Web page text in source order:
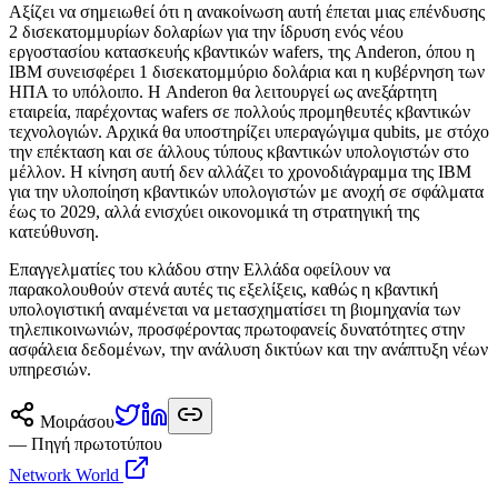
Αξίζει να σημειωθεί ότι η ανακοίνωση αυτή έπεται μιας επένδυσης
2 δισεκατομμυρίων δολαρίων για την ίδρυση ενός νέου
εργοστασίου κατασκευής κβαντικών wafers, της Anderon, όπου η
IBM συνεισφέρει 1 δισεκατομμύριο δολάρια και η κυβέρνηση των
ΗΠΑ το υπόλοιπο. Η Anderon θα λειτουργεί ως ανεξάρτητη
εταιρεία, παρέχοντας wafers σε πολλούς προμηθευτές κβαντικών
τεχνολογιών. Αρχικά θα υποστηρίζει υπεραγώγιμα qubits, με στόχο
την επέκταση και σε άλλους τύπους κβαντικών υπολογιστών στο
μέλλον. Η κίνηση αυτή δεν αλλάζει το χρονοδιάγραμμα της IBM
για την υλοποίηση κβαντικών υπολογιστών με ανοχή σε σφάλματα
έως το 2029, αλλά ενισχύει οικονομικά τη στρατηγική της
κατεύθυνση.
Επαγγελματίες του κλάδου στην Ελλάδα οφείλουν να
παρακολουθούν στενά αυτές τις εξελίξεις, καθώς η κβαντική
υπολογιστική αναμένεται να μετασχηματίσει τη βιομηχανία των
τηλεπικοινωνιών, προσφέροντας πρωτοφανείς δυνατότητες στην
ασφάλεια δεδομένων, την ανάλυση δικτύων και την ανάπτυξη νέων
υπηρεσιών.
Μοιράσου
— Πηγή πρωτοτύπου
Network World